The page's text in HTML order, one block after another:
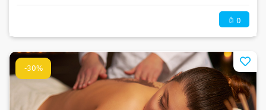
0
-30%